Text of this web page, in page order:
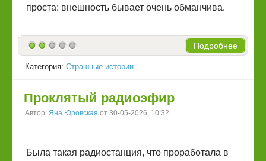
проста: внешность бывает очень обманчива.
Подробнее
Категория: Страшные истории
Проклятый радиоэфир
Автор: Яна Юровская от 30-05-2026, 10:32
Была такая радиостанция, что проработала в